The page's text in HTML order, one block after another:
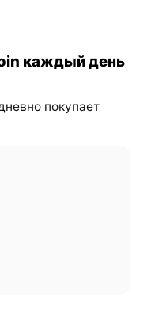
каждый день
покупает